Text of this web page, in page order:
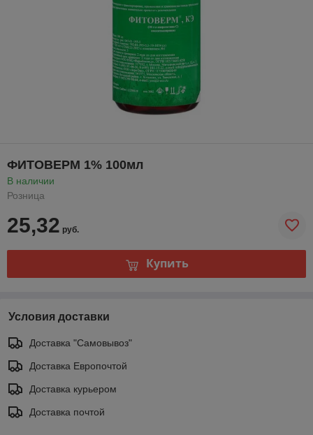
ФИТОВЕРМ 1% 100мл
В наличии
Розница
25,32 руб.
Купить
Условия доставки
Доставка "Самовывоз"
Доставка Европочтой
Доставка курьером
Доставка почтой